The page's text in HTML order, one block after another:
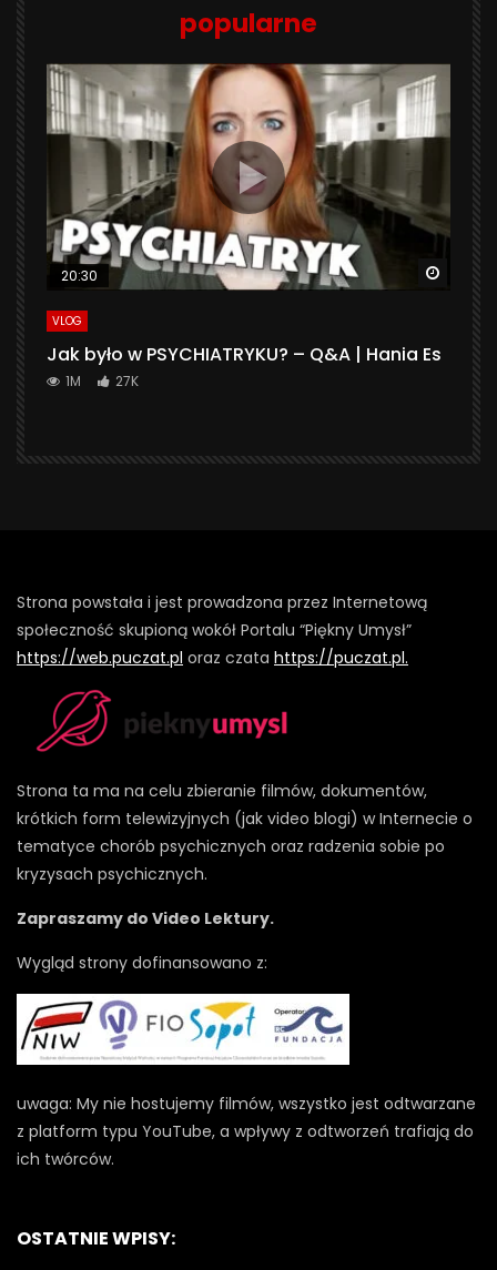
popularne
20:30
VLOG
Jak było w PSYCHIATRYKU? – Q&A | Hania Es
1M 27K
Strona powstała i jest prowadzona przez Internetową
społeczność skupioną wokół Portalu “Piękny Umysł”
https://web.puczat.pl oraz czata https://puczat.pl.
Strona ta ma na celu zbieranie filmów, dokumentów,
krótkich form telewizyjnych (jak video blogi) w Internecie o
tematyce chorób psychicznych oraz radzenia sobie po
kryzysach psychicznych.
Zapraszamy do Video Lektury.
Wygląd strony dofinansowano z:
uwaga: My nie hostujemy filmów, wszystko jest odtwarzane
z platform typu YouTube, a wpływy z odtworzeń trafiają do
ich twórców.
OSTATNIE WPISY: